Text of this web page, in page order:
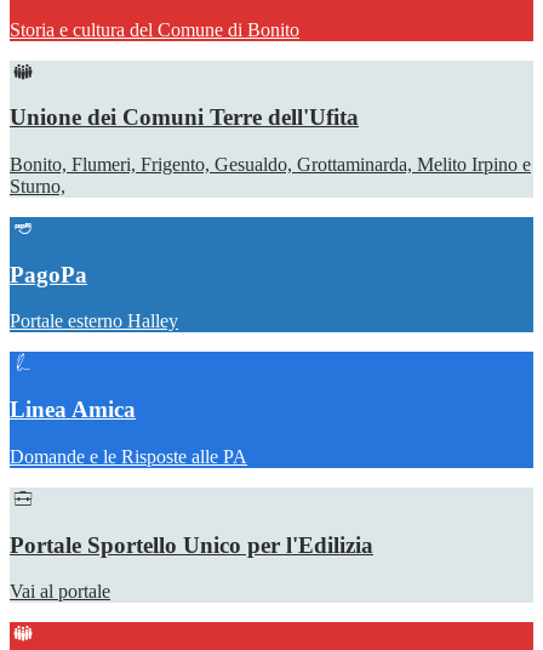
Storia e cultura del Comune di Bonito
Unione dei Comuni Terre dell'Ufita
Bonito, Flumeri, Frigento, Gesualdo, Grottaminarda, Melito Irpino e
Sturno,
PagoPa
Portale esterno Halley
Linea Amica
Domande e le Risposte alle PA
Portale Sportello Unico per l'Edilizia
Vai al portale